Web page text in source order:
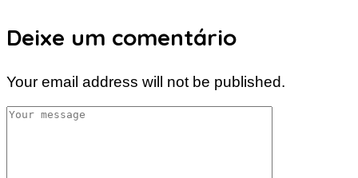
Deixe um comentário
Your email address will not be published.